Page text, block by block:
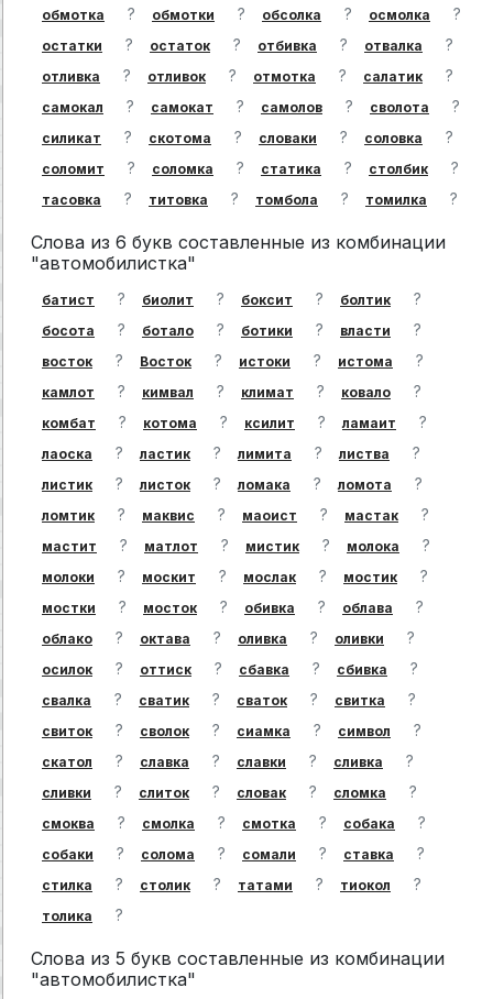
обмотка ? обмотки ? обсолка ? осмолка ?
остатки ? остаток ? отбивка ? отвалка ?
отливка ? отливок ? отмотка ? салатик ?
самокал ? самокат ? самолов ? сволота ?
силикат ? скотома ? словаки ? соловка ?
соломит ? соломка ? статика ? столбик ?
тасовка ? титовка ? томбола ? томилка ?
Слова из 6 букв составленные из комбинации
"автомобилистка"
батист ? биолит ? боксит ? болтик ?
босота ? ботало ? ботики ? власти ?
восток ? Восток ? истоки ? истома ?
камлот ? кимвал ? климат ? ковало ?
комбат ? котома ? ксилит ? ламаит ?
лаоска ? ластик ? лимита ? листва ?
листик ? листок ? ломака ? ломота ?
ломтик ? маквис ? маоист ? мастак ?
мастит ? матлот ? мистик ? молока ?
молоки ? москит ? мослак ? мостик ?
мостки ? мосток ? обивка ? облава ?
облако ? октава ? оливка ? оливки ?
осилок ? оттиск ? сбавка ? сбивка ?
свалка ? сватик ? сваток ? свитка ?
свиток ? сволок ? сиамка ? символ ?
скатол ? славка ? славки ? сливка ?
сливки ? слиток ? словак ? сломка ?
смоква ? смолка ? смотка ? собака ?
собаки ? солома ? сомали ? ставка ?
стилка ? столик ? татами ? тиокол ?
толика ?
Слова из 5 букв составленные из комбинации
"автомобилистка"